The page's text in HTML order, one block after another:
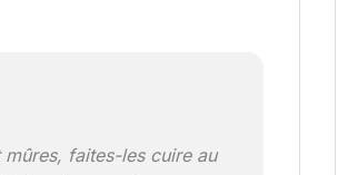
faites-les cuire au